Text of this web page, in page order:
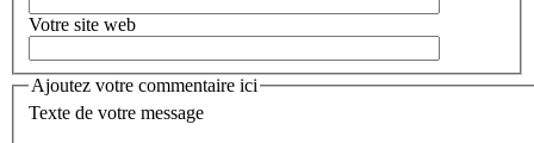
Votre site web
Ajoutez votre commentaire ici
Texte de votre message